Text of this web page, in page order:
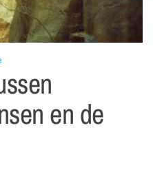
en de